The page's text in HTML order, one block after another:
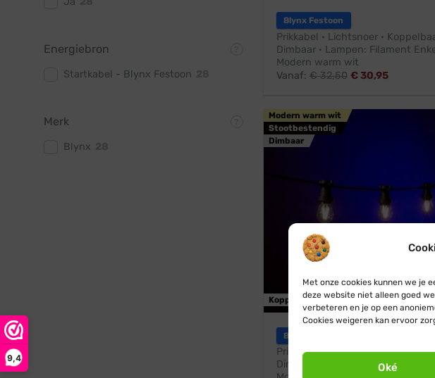
Met onze cookies kunnen we je
deze website niet alleen goed
verbeteren en je op een
Cookies weigeren kan ervoor
Oké
9,4
Energiebron
Startkabel - Blynx Festoon
Merk
Blynx
Blynx Festoon
Prikkabel · Lichtsnoer ·
Dimbaar · Lampen: Filament
Modern warm wit
Vanaf: €32,50 €30,95
Modern warm wit
Stootbestendig
Dimbaar
Koppelbaar
Blynx Festoon
Prikkabel · Lichtsnoer ·
Dimbaar · Lampen: Filament